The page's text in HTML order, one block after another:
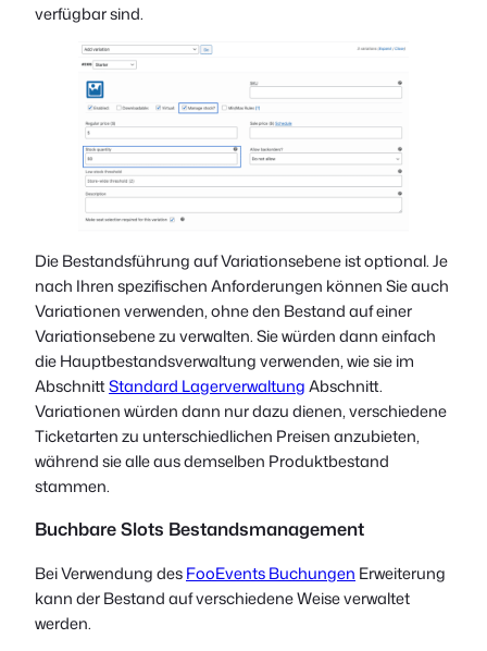
verfügbar sind.
Die Bestandsführung auf Variationsebene ist optional. Je
nach Ihren spezifischen Anforderungen können Sie auch
Variationen verwenden, ohne den Bestand auf einer
Variationsebene zu verwalten. Sie würden dann einfach
die Hauptbestandsverwaltung verwenden, wie sie im
AbschnittStandard LagerverwaltungAbschnitt.
Variationen würden dann nur dazu dienen, verschiedene
Ticketarten zu unterschiedlichen Preisen anzubieten,
während sie alle aus demselben Produktbestand
stammen.
Buchbare Slots Bestandsmanagement
Bei Verwendung desFooEvents Buchungen Erweiterung
kann der Bestand auf verschiedene Weise verwaltet
werden.